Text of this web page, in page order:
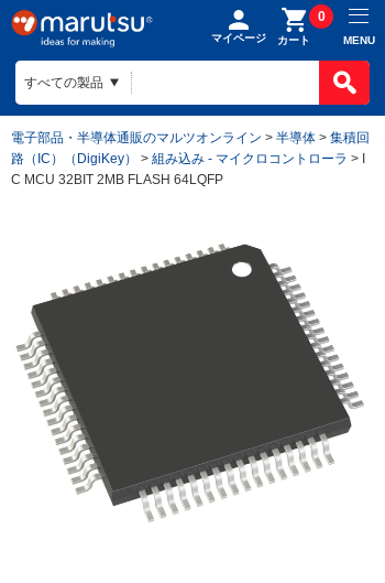
マイページ カート
0
MENU
電子部品・半導体通販のマルツオンライン > 半導体 > 集積回
路（IC）（DigiKey）
> 組み込み - マイクロコントローラ > I
C MCU 32BIT 2MB FLASH 64LQFP